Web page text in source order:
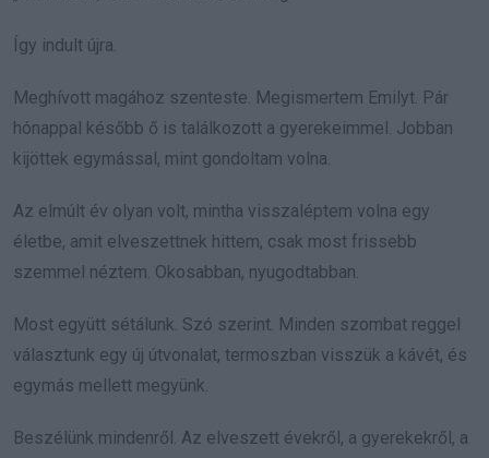
Így indult újra.
Meghívott magához szenteste. Megismertem Emilyt. Pár
hónappal később ő is találkozott a gyerekeimmel. Jobban
kijöttek egymással, mint gondoltam volna.
Az elmúlt év olyan volt, mintha visszaléptem volna egy
életbe, amit elveszettnek hittem, csak most frissebb
szemmel néztem. Okosabban, nyugodtabban.
Most együtt sétálunk. Szó szerint. Minden szombat reggel
választunk egy új útvonalat, termoszban visszük a kávét, és
egymás mellett megyünk.
Beszélünk mindenről. Az elveszett évekről, a gyerekekről, a